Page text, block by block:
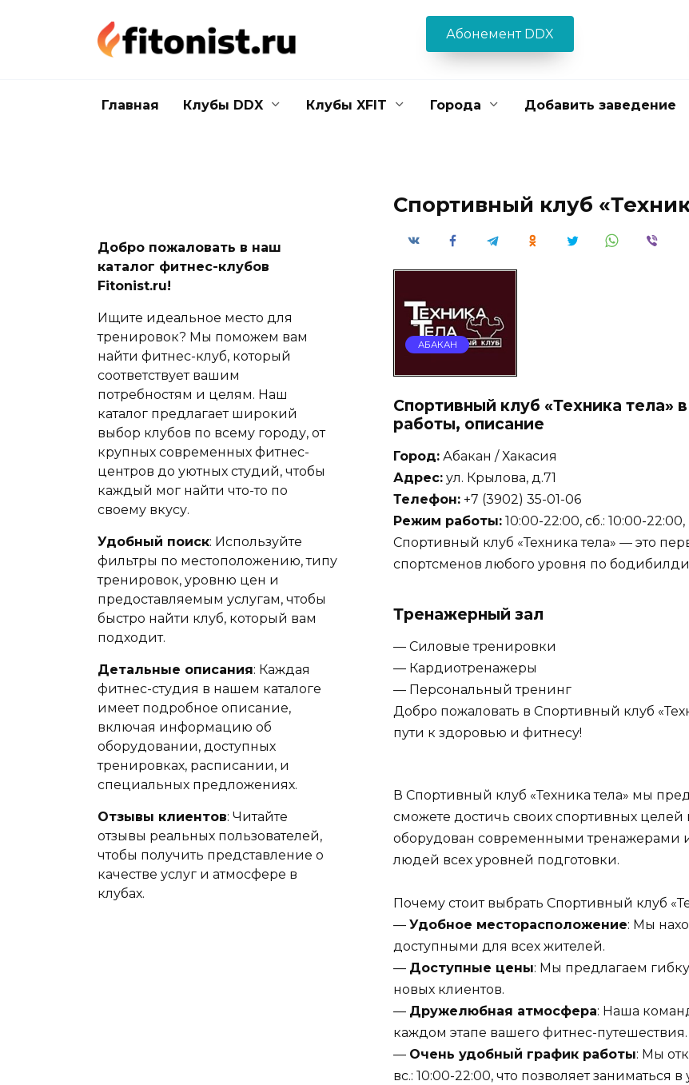
Абонемент DDX
Главная Клубы DDX Клубы XFIT Города Добавить заведение
Спортивный клуб
АБАКАН
Спортивный клуб «Техника
работы, описание
Город: Абакан / Хакасия
Адрес: ул. Крылова, д.71
Телефон: +7 (3902) 35-01-06
Режим работы: 10:00-22:00, сб.: 10:00-
Спортивный клуб «Техника тела» — это
спортсменов любого уровня по
Тренажерный зал
— Силовые тренировки
— Кардиотренажеры
— Персональный тренинг
Добро пожаловать в Спортивный клуб
пути к здоровью и фитнесу!
В Спортивный клуб «Техника тела» мы
сможете достичь своих спортивных
оборудован современными тренажерами
людей всех уровней подготовки.
Почему стоит выбрать Спортивный клуб
— Удобное месторасположение: Мы
доступными для всех жителей.
— Доступные цены: Мы предлагаем
новых клиентов.
— Дружелюбная атмосфера: Наша
каждом этапе вашего фитнес-путешествия.
— Очень удобный график работы: Мы
вс.: 10:00-22:00, что позволяет заниматься
Добро пожаловать в наш
каталог фитнес-клубов
Fitonist.ru!
Ищите идеальное место для
тренировок? Мы поможем вам
найти фитнес-клуб, который
соответствует вашим
потребностям и целям. Наш
каталог предлагает широкий
выбор клубов по всему городу, от
крупных современных фитнес-
центров до уютных студий, чтобы
каждый мог найти что-то по
своему вкусу.
Удобный поиск: Используйте
фильтры по местоположению, типу
тренировок, уровню цен и
предоставляемым услугам, чтобы
быстро найти клуб, который вам
подходит.
Детальные описания: Каждая
фитнес-студия в нашем каталоге
имеет подробное описание,
включая информацию об
оборудовании, доступных
тренировках, расписании, и
специальных предложениях.
Отзывы клиентов: Читайте
отзывы реальных пользователей,
чтобы получить представление о
качестве услуг и атмосфере в
клубах.